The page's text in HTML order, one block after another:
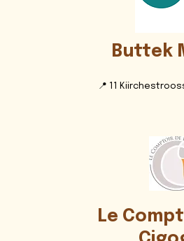
Buttek
📍 11
Le